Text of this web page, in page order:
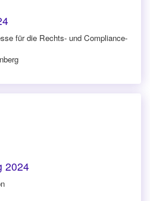
für die Rechts- und Compliance-
2024